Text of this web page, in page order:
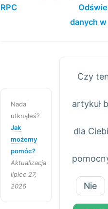
RPC
danych
Nadal
utknąłeś?
Jak
możemy
pomóc?
Aktualizacja
lipiec 27,
2026
Czy
artykuł
dla
Nie